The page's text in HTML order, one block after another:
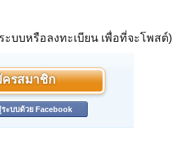
ะบบหรือลงทะเบียน เพื่อที่จะโพสต์)
รสมาชิก
ระบบด้วย Facebook